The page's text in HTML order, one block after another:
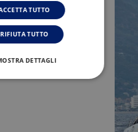
TUTTO
RIFIUTA TUTTO
DETTAGLI